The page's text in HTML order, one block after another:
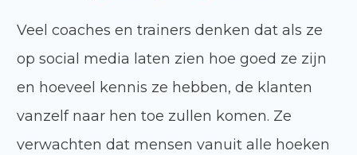
Veel coaches en trainers denken dat als ze
op social media laten zien hoe goed ze zijn
en hoeveel kennis ze hebben, de klanten
vanzelf naar hen toe zullen komen. Ze
verwachten dat mensen vanuit alle hoeken